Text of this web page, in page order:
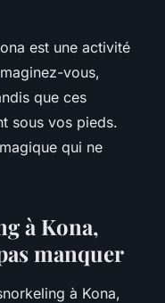
est une activité
vous,
que ces
sous vos pieds.
qui ne
à Kona,
manquer
à Kona,